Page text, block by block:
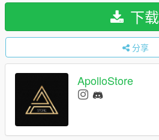
下载
分享
ApolloStore